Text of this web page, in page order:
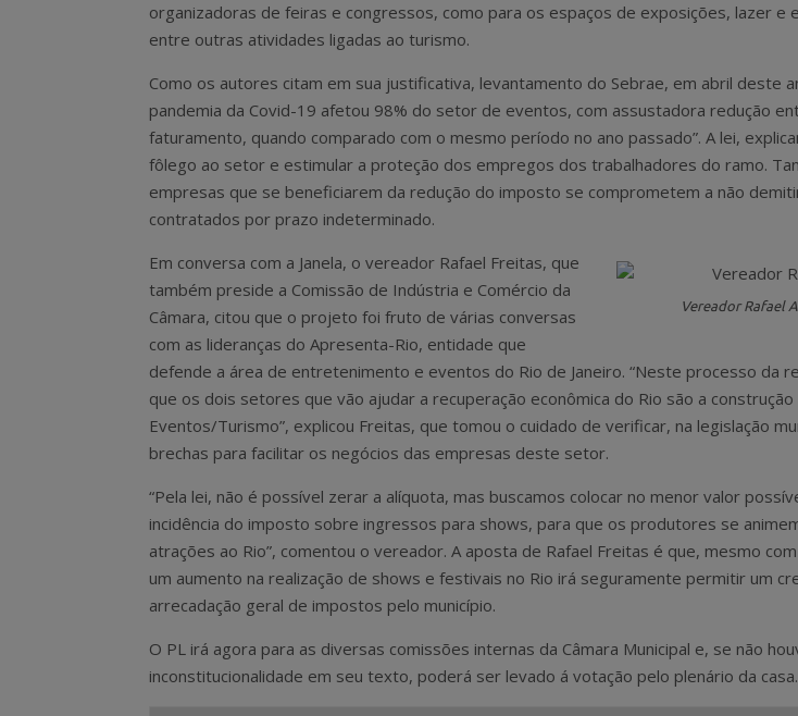
organizadoras de feiras e congressos, como para os espaços de exposições, lazer e
entre outras atividades ligadas ao turismo.
Como os autores citam em sua justificativa, levantamento do Sebrae, em abril deste
pandemia da Covid-19 afetou 98% do setor de eventos, com assustadora redução
faturamento, quando comparado com o mesmo período no ano passado”. A lei,
fôlego ao setor e estimular a proteção dos empregos dos trabalhadores do ramo.
empresas que se beneficiarem da redução do imposto se comprometem a não
contratados por prazo indeterminado.
Vereador Rafael
Em conversa com a Janela, o vereador Rafael Freitas, que
também preside a Comissão de Indústria e Comércio da
Câmara, citou que o projeto foi fruto de várias conversas
com as lideranças do Apresenta-Rio, entidade que
defende a área de entretenimento e eventos do Rio de Janeiro. “Neste processo da
que os dois setores que vão ajudar a recuperação econômica do Rio são a construção
Eventos/Turismo”, explicou Freitas, que tomou o cuidado de verificar, na legislação
brechas para facilitar os negócios das empresas deste setor.
“Pela lei, não é possível zerar a alíquota, mas buscamos colocar no menor valor
incidência do imposto sobre ingressos para shows, para que os produtores se
atrações ao Rio”, comentou o vereador. A aposta de Rafael Freitas é que, mesmo
um aumento na realização de shows e festivais no Rio irá seguramente permitir um
arrecadação geral de impostos pelo município.
O PL irá agora para as diversas comissões internas da Câmara Municipal e, se não
inconstitucionalidade em seu texto, poderá ser levado á votação pelo plenário da casa.